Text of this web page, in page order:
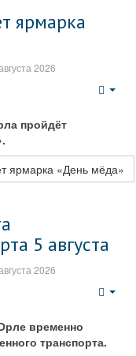
ярмарка
2026
пройдёт
ярмарка «День мёда»
5 августа
2026
временно
транспорта.